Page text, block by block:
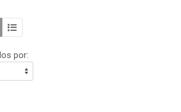
por: